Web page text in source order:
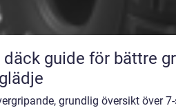
grepp, säkerhet och
grundlig översikt över